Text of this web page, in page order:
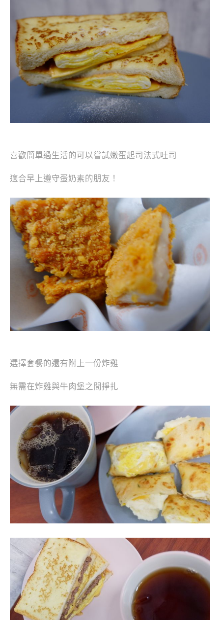
喜歡簡單過生活的可以嘗試嫩蛋起司法式吐司
適合早上遵守蛋奶素的朋友！
選擇套餐的還有附上一份炸雞
無需在炸雞與牛肉堡之間掙扎